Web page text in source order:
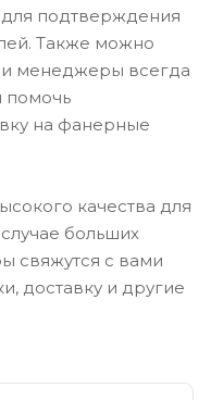
подтверждения
Также можно
менеджеры всегда
помочь
на фанерные
качества для
больших
свяжутся с вами
доставку и другие